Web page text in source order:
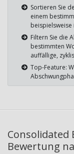
Sortieren Sie
einem
beispielsweise
Filtern Sie die
bestimmten
auffällige,
Top-Feature:
Consolidated
Bewertung